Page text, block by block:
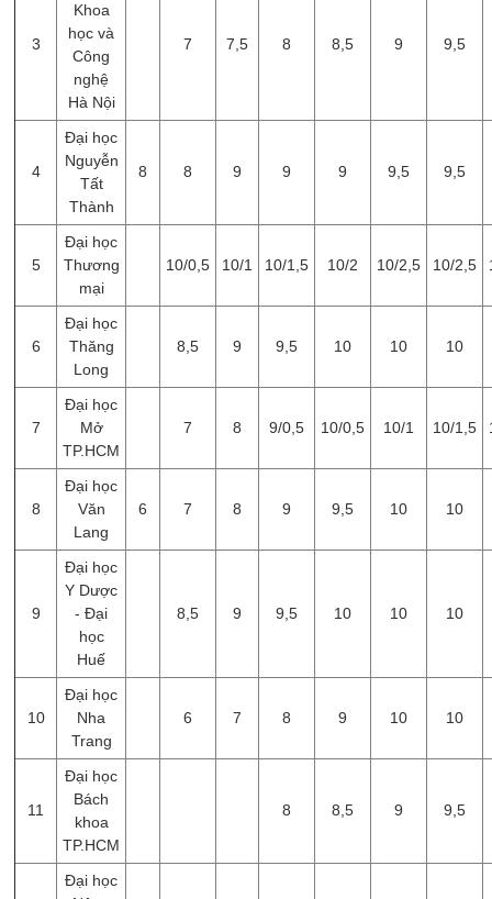
3
Khoa
học và
Công
nghệ
Hà Nội
7 7,5 8 8,5 9 9,5
4
Đại học
Nguyễn
Tất
Thành
8 8 9 9 9 9,5 9,5
5
Đại học
Thương
mại
10/0,5 10/1 10/1,5 10/2 10/2,5 10/2,5
6
Đại học
Thăng
Long
8,5 9 9,5 10 10 10
7
Đại học
Mở
TP.HCM
7 8 9/0,5 10/0,5 10/1 10/1,5
8
Đại học
Văn
Lang
6 7 8 9 9,5 10 10
9
Đại học
Y Dược
- Đại
học
Huế
8,5 9 9,5 10 10 10
10
Đại học
Nha
Trang
6 7 8 9 10 10
11
Đại học
Bách
khoa
TP.HCM
8 8,5 9 9,5
Đại học